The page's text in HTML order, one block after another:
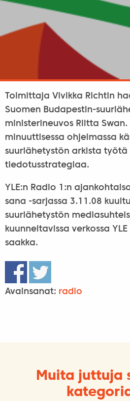
Toimittaja Vivikka Richtin
Suomen Budapestin-
ministerineuvos Riitta
minuuttisessa ohjelmassa
suurlähetystön arkista työtä
tiedotusstrategiaa.
YLE:n Radio 1:n
sana -sarjassa 3.11.08
suurlähetystön
kuunneltavissa verkossa
saakka.
Avainsanat: radio
Muita juttuja